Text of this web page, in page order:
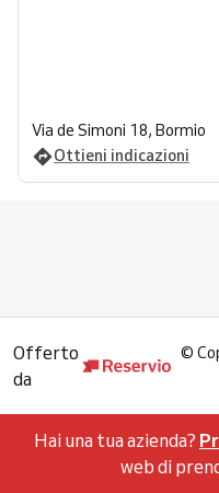
Via de Simoni 18, Bormio
Ottieni indicazioni
Offerto
da
©
Hai una tua azienda?
web di